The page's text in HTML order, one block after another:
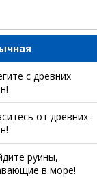
с древних
от древних
руины,
в море!